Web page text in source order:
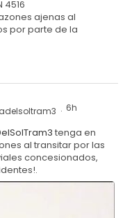
4516
ajenas al
por parte de la
· 6h
tenga en
al transitar por las
concesionados,